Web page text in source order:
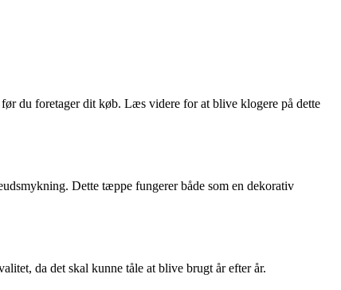
du foretager dit køb. Læs videre for at blive klogere på dette
Dette tæppe fungerer både som en dekorativ
da det skal kunne tåle at blive brugt år efter år.